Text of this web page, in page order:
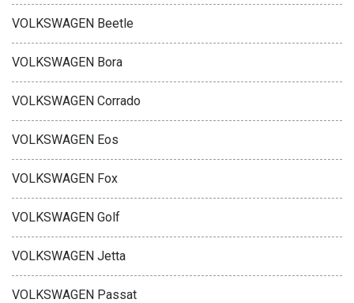
VOLKSWAGEN Beetle
VOLKSWAGEN Bora
VOLKSWAGEN Corrado
VOLKSWAGEN Eos
VOLKSWAGEN Fox
VOLKSWAGEN Golf
VOLKSWAGEN Jetta
VOLKSWAGEN Passat